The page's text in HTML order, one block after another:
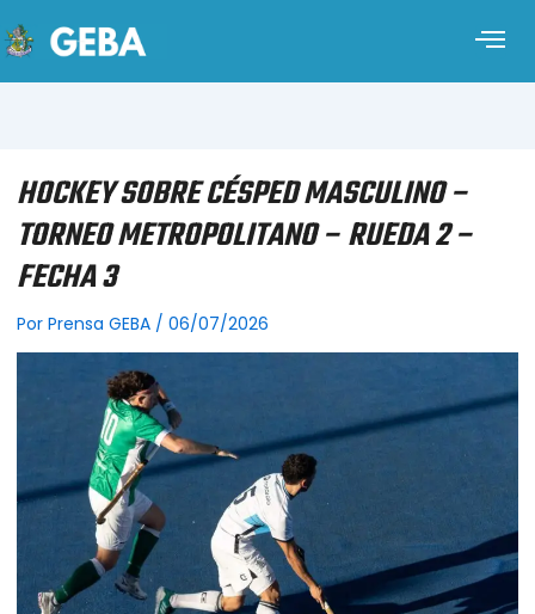
HOCKEY SOBRE CÉSPED MASCULINO –
TORNEO METROPOLITANO – RUEDA 2 –
FECHA 3
Por Prensa GEBA / 06/07/2026